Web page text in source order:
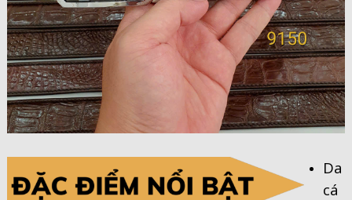
Da
cá